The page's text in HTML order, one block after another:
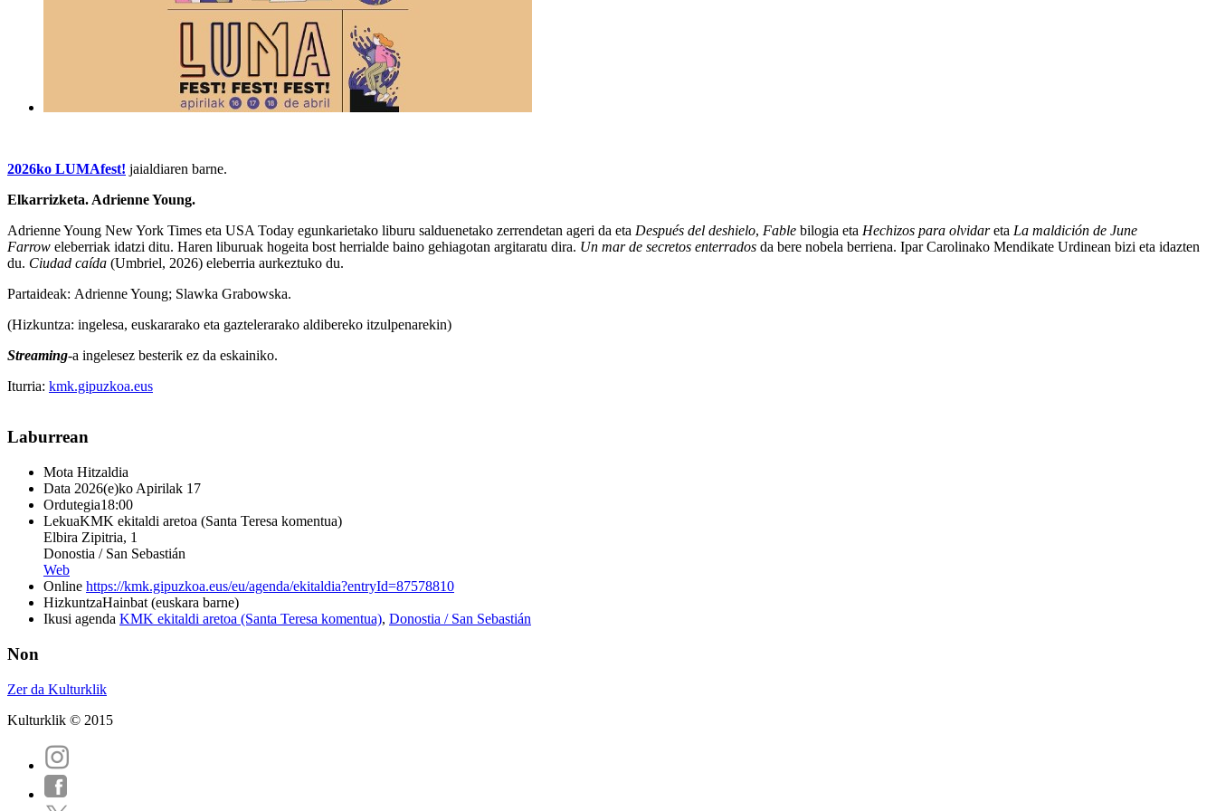
2026ko LUMAfest! jaialdiaren barne.
Elkarrizketa. Adrienne Young.
Adrienne Young New York Times eta USA Today egunkarietako liburu salduenetako zerrendetan ageri da eta Después del deshielo, Fable bilogia eta Hechizos para olvidareta La maldición de June
Farrow eleberriak idatzi ditu. Haren liburuak hogeita bost herrialde baino gehiagotan argitaratu dira. Un mar de secretos enterrados da bere nobela berriena. Ipar Carolinako Mendikate Urdinean bizi eta idazten
du. Ciudad caída (Umbriel, 2026) eleberria aurkeztuko du.
Partaideak: Adrienne Young; Slawka Grabowska.
(Hizkuntza: ingelesa, euskararako eta gaztelerarako aldibereko itzulpenarekin)
Streaming-a ingelesez besterik ez da eskainiko.
Iturria: kmk.gipuzkoa.eus
Laburrean
Mota Hitzaldia
Data 2026(e)ko Apirilak 17
Ordutegia18:00
LekuaKMK ekitaldi aretoa (Santa Teresa komentua)
Elbira Zipitria, 1
Donostia / San Sebastián
Web
Online https://kmk.gipuzkoa.eus/eu/agenda/ekitaldia?entryId=87578810
HizkuntzaHainbat (euskara barne)
Ikusi agenda KMK ekitaldi aretoa (Santa Teresa komentua), Donostia / San Sebastián
Non
Zer da Kulturklik
Kulturklik © 2015